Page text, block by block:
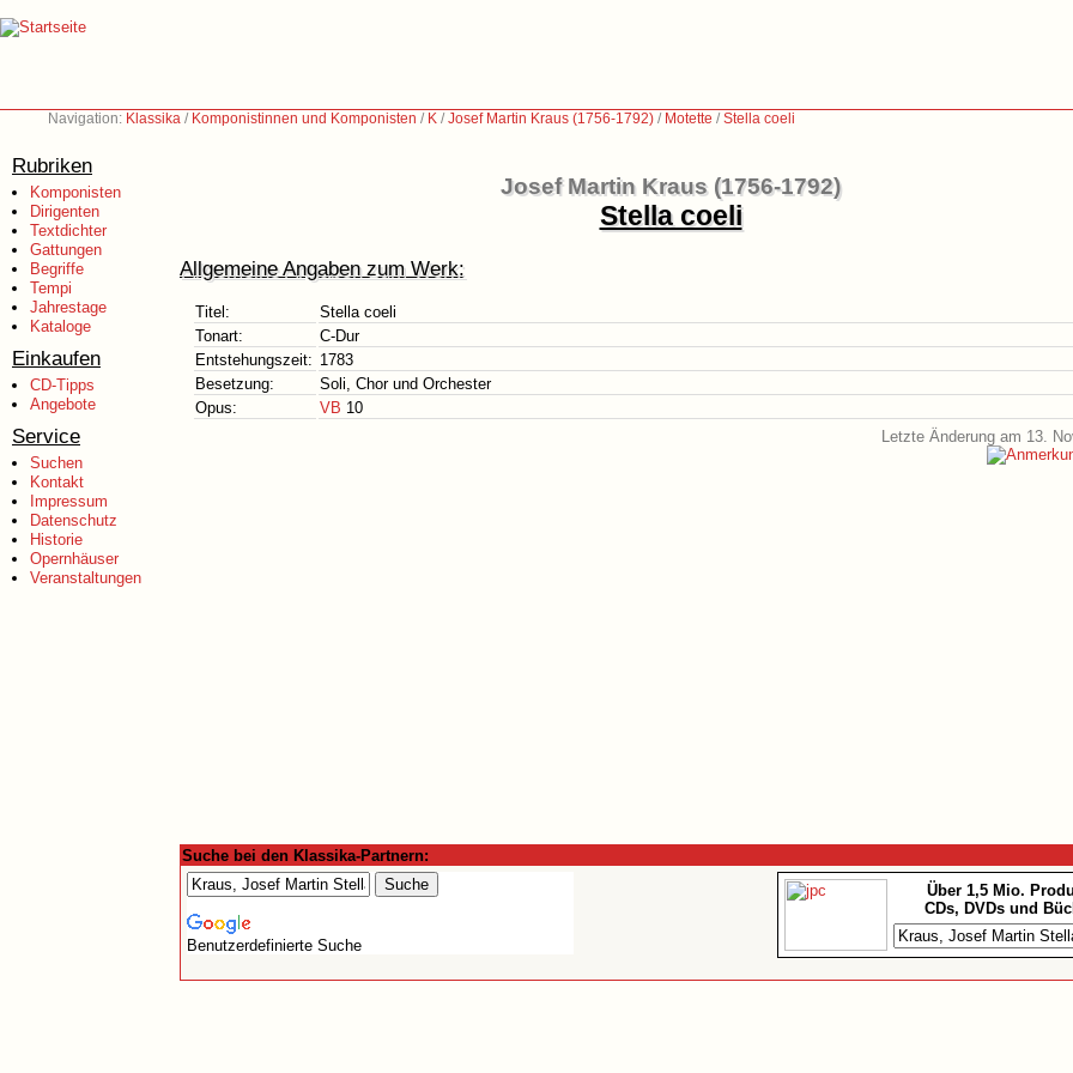
Navigation: Klassika / Komponistinnen und Komponisten / K /Josef Martin Kraus (1756-1792) / Motette /Stella coeli
Rubriken
Komponisten
Dirigenten
Textdichter
Gattungen
Begriffe
Tempi
Jahrestage
Kataloge
Einkaufen
CD-Tipps
Angebote
Service
Suchen
Kontakt
Impressum
Datenschutz
Historie
Opernhäuser
Veranstaltungen
Josef Martin Kraus (1756-1792)
Stella coeli
Allgemeine Angaben zum Werk:
Titel:
Stella coeli
Tonart:
C-Dur
Entstehungszeit: 1783
Besetzung:
Soli, Chor und Orchester
Opus:
VB 10
Letzte Änderung am 13.
Suche bei den Klassika-Partnern:
Benutzerdefinierte Suche
Über 1,5 Mio.
CDs, DVDs und